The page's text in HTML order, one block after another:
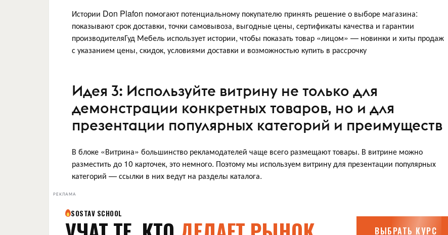
Истории Don Plafon помогают потенциальному покупателю принять решение о выборе магазина:
показывают срок доставки, точки самовывоза, выгодные цены, сертификаты качества и гарантии
производителяГуд Мебель использует истории, чтобы показать товар «лицом» — новинки и хиты продаж
с указанием цены, скидок, условиями доставки и возможностью купить в рассрочку
Идея 3: Используйте витрину не только для
демонстрации конкретных товаров, но и для
презентации популярных категорий и преимуществ
В блоке «Витрина» большинство рекламодателей чаще всего размещают товары. В витрине можно
разместить до 10 карточек, это немного. Поэтому мы используем витрину для презентации популярных
категорий — ссылки в них ведут на разделы каталога.
РЕКЛАМА